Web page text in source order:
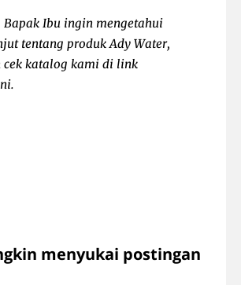
Bapak Ibu ingin mengetahui
tentang produk Ady Water,
cek katalog kami di link
menyukai postingan